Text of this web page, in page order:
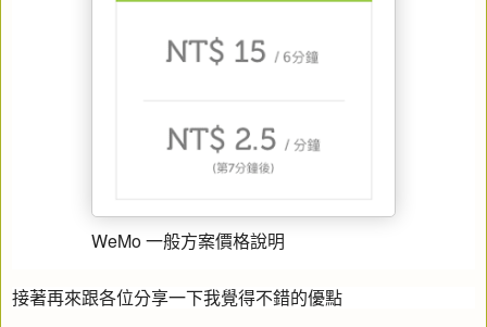
WeMo 一般方案價格說明
接著再來跟各位分享一下我覺得不錯的優點